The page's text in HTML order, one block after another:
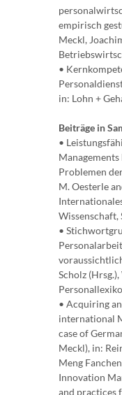
empirisch
Meckl,
•
in: Lohn +
Beiträge in
•
Problemen
M. Oesterle
Wissenschaft,
•
Scholz
• Acquiring
international
case of
Meckl), in:
Meng
Innovation
and practices